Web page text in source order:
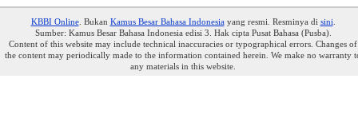
KBBI Online. Bukan Kamus Besar Bahasa Indonesiayang resmi. Resminya di sini
Sumber: Kamus Besar Bahasa Indonesia edisi 3. Hak cipta Pusat Bahasa (Pusba).
Content of this website may include technical inaccuracies or typographical errors. Changes of
the content may periodically made to the information contained herein. We make no warranty
any materials in this website.